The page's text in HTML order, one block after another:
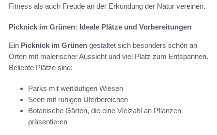
Fitness als auch Freude an der Erkundung der Natur vereinen.
Picknick im Grünen: Ideale Plätze und Vorbereitungen
Ein Picknick im Grünen gestaltet sich besonders schön an
Orten mit malerischer Aussicht und viel Platz zum Entspannen.
Beliebte Plätze sind:
Parks mit weitläufigen Wiesen
Seen mit ruhigen Uferbereichen
Botanische Gärten, die eine Vielzahl an Pflanzen
präsentieren